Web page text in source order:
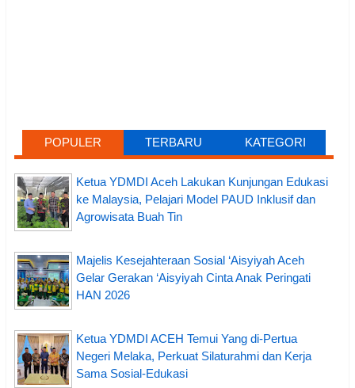
POPULER TERBARU KATEGORI
Ketua YDMDI Aceh Lakukan Kunjungan Edukasi
ke Malaysia, Pelajari Model PAUD Inklusif dan
Agrowisata Buah Tin
Majelis Kesejahteraan Sosial ‘Aisyiyah Aceh
Gelar Gerakan ‘Aisyiyah Cinta Anak Peringati
HAN 2026
Ketua YDMDI ACEH Temui Yang di-Pertua
Negeri Melaka, Perkuat Silaturahmi dan Kerja
Sama Sosial-Edukasi